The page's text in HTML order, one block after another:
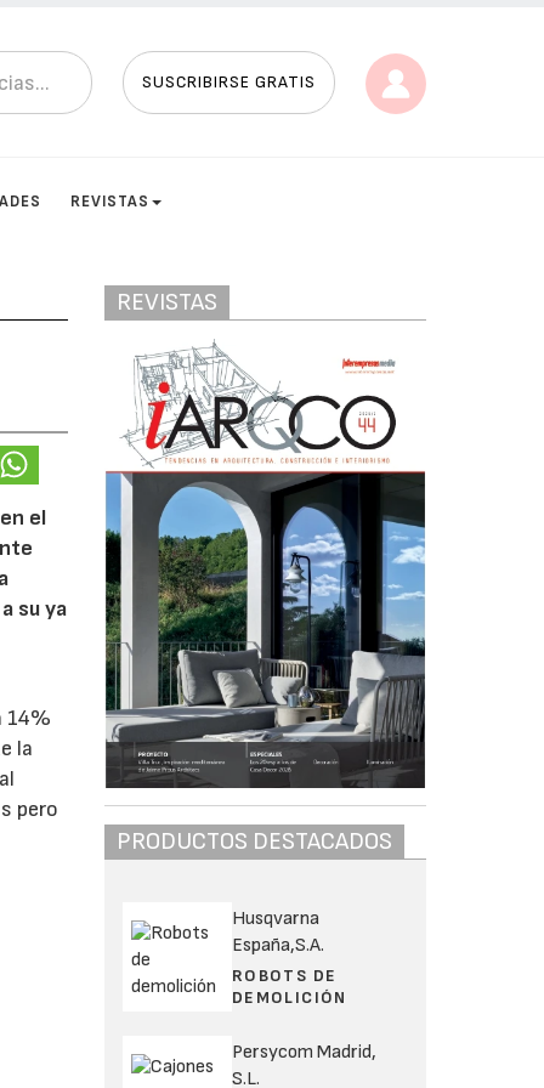
SUSCRIBIRSE GRATIS
REVISTAS
el
su ya
14%
la
pero
REVISTAS
PRODUCTOS DESTACADOS
Husqvarna
España,S.A.
ROBOTS DE
DEMOLICIÓN
Persycom Madrid,
S.L.